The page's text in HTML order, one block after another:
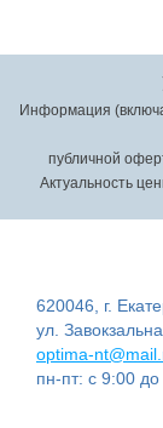
Информация
публичной
Актуальность
620046, г.
ул.
optima-
пн-пт: с 9:00